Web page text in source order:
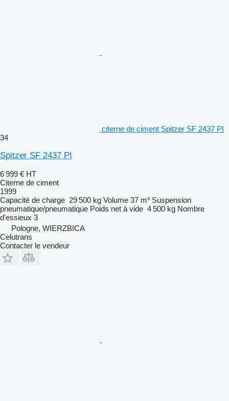
citerne de ciment Spitzer SF 2437 PI
34
Spitzer SF 2437 PI
6 999 € HT
Citerne de ciment
1999
Capacité de charge 29 500 kg Volume 37 m³ Suspension
pneumatique/pneumatique Poids net à vide 4 500 kg Nombre
d'essieux 3
Pologne, WIERZBICA
Celutrans
Contacter le vendeur